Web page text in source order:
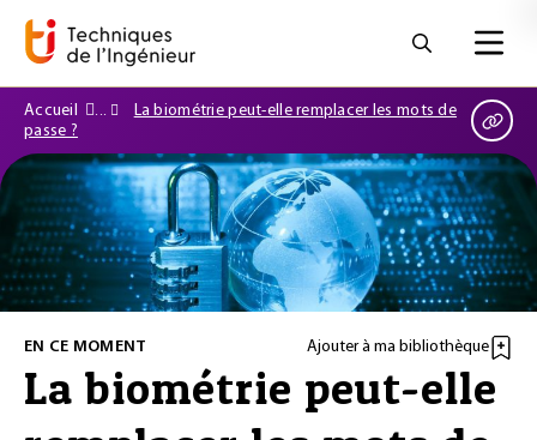
Accueil
La biométrie peut-elle remplacer les mots de
passe ?
EN CE MOMENT Ajouter à ma bibliothèque
La biométrie peut-elle